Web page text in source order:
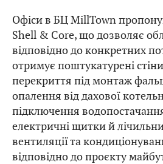
Офіси в БЦ MillTown
Shell & Core, що дозволяє
відповідно до конкретних
отримує поштукатурені
перекриття під монтаж
опалення від дахової
підключення водопостачання
електричні щитки й
вентиляції та
відповідно до проєкту